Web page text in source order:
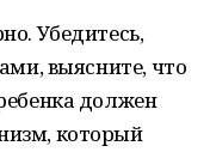
Убедитесь,
выясните, что
должен
который